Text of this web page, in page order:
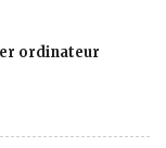
ordinateur